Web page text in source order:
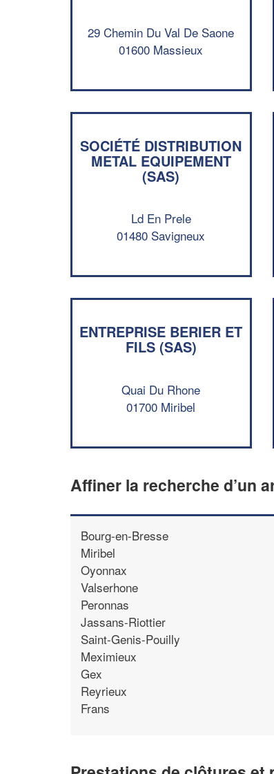
29 Chemin Du Val De Saone
01600 Massieux
SOCIÉTÉ DISTRIBUTION
METAL EQUIPEMENT
(SAS)
Ld En Prele
01480 Savigneux
ENTREPRISE BERIER ET
FILS (SAS)
Quai Du Rhone
01700 Miribel
Affiner la recherche d’un
Bourg-en-Bresse
Miribel
Oyonnax
Valserhone
Peronnas
Jassans-Riottier
Saint-Genis-Pouilly
Meximieux
Gex
Reyrieux
Frans